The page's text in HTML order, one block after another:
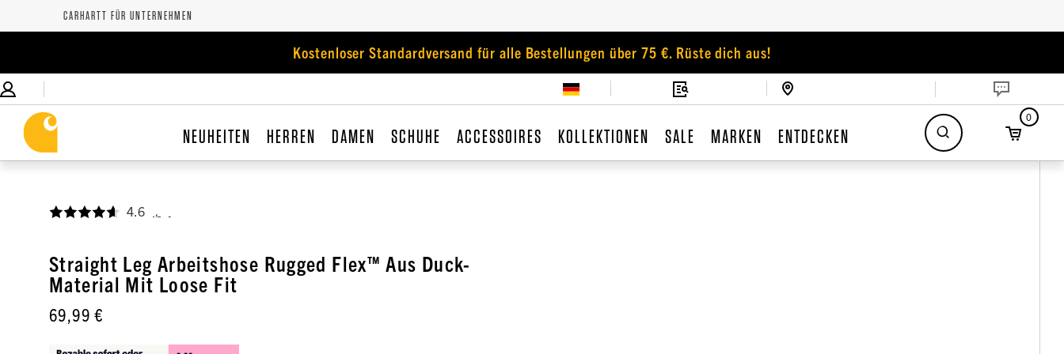
CARHARTT FÜR UNTERNEHMEN
Kostenloser Standardversand für alle Bestellungen über 75 €. Rüste dich aus!
NEUHEITEN HERREN DAMEN SCHUHE ACCESSOIRES KOLLEKTIONEN SALE MARKEN ENTDECKEN
0
4.6
Straight Leg Arbeitshose Rugged Flex™ Aus Duck-
Material Mit Loose Fit
69,99 €